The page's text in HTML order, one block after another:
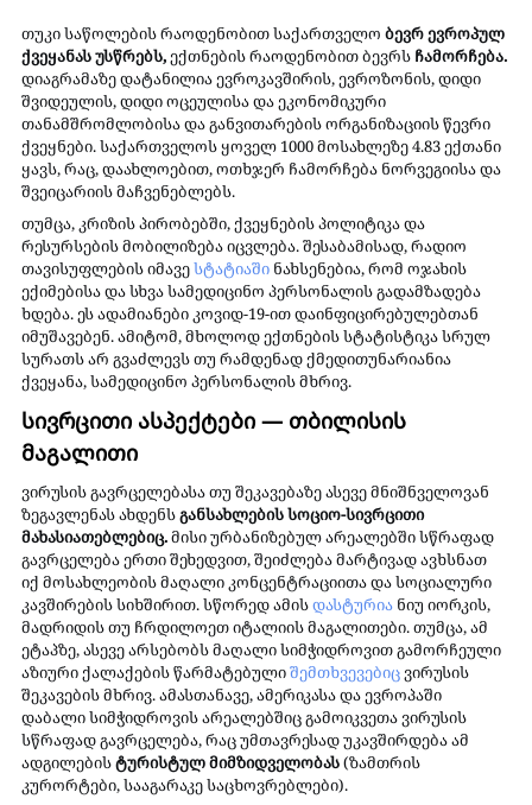
თუკი საწოლების რაოდენობით საქართველო ბევრ ევროპულ
ქვეყანას უსწრებს, ექთნების რაოდენობით ბევრს ჩამორჩება.
დიაგრამაზე დატანილია ევროკავშირის, ევროზონის, დიდი
შვიდეულის, დიდი ოცეულისა და ეკონომიკური
თანამშრომლობისა და განვითარების ორგანიზაციის წევრი
ქვეყნები. საქართველოს ყოველ 1000 მოსახლეზე 4.83 ექთანი
ყავს, რაც, დაახლოებით, ოთხჯერ ჩამორჩება ნორვეგიისა და
შვეიცარიის მაჩვენებლებს.
თუმცა, კრიზის პირობებში, ქვეყნების პოლიტიკა და
რესურსების მობილიზება იცვლება. შესაბამისად, რადიო
თავისუფლების იმავე სტატიაში ნახსენებია, რომ ოჯახის
ექიმებისა და სხვა სამედიცინო პერსონალის გადამზადება
ხდება. ეს ადამიანები კოვიდ-19-ით დაინფიცირებულებთან
იმუშავებენ. ამიტომ, მხოლოდ ექთნების სტატისტიკა სრულ
სურათს არ გვაძლევს თუ რამდენად ქმედითუნარიანია
ქვეყანა, სამედიცინო პერსონალის მხრივ.
სივრცითი ასპექტები — თბილისის
მაგალითი
ვირუსის გავრცელებასა თუ შეკავებაზე ასევე მნიშნველოვან
ზეგავლენას ახდენს განსახლების სოციო-სივრცითი
მახასიათებლებიც. მისი ურბანიზებულ არეალებში სწრაფად
გავრცელება ერთი შეხედვით, შეიძლება მარტივად ავხსნათ
იქ მოსახლეობის მაღალი კონცენტრაციითა და სოციალური
კავშირების სიხშირით. სწორედ ამის დასტურია ნიუ იორკის,
მადრიდის თუ ჩრდილოეთ იტალიის მაგალითები. თუმცა, ამ
ეტაპზე, ასევე არსებობს მაღალი სიმჭიდროვით გამორჩეული
აზიური ქალაქების წარმატებული შემთხვევებიც ვირუსის
შეკავების მხრივ. ამასთანავე, ამერიკასა და ევროპაში
დაბალი სიმჭიდროვის არეალებშიც გამოიკვეთა ვირუსის
სწრაფად გავრცელება, რაც უმთავრესად უკავშირდება ამ
ადგილების ტურისტულ მიმზიდველობას (ზამთრის
კურორტები, სააგარაკე საცხოვრებლები).